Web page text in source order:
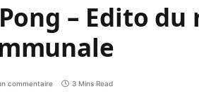
– Edito du
commentaire 3 Mins Read